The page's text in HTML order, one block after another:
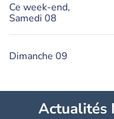
Ce week-end,
Samedi 08
Dimanche 09
Actualités